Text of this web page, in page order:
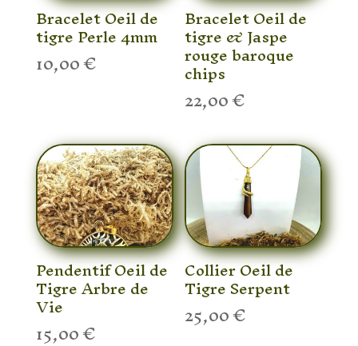
Bracelet Oeil de
tigre Perle 4mm
10,00€
Bracelet Oeil de
tigre & Jaspe
rouge baroque
chips
22,00€
Pendentif Oeil de
Tigre Arbre de
Vie
15,00€
Collier Oeil de
Tigre Serpent
25,00€